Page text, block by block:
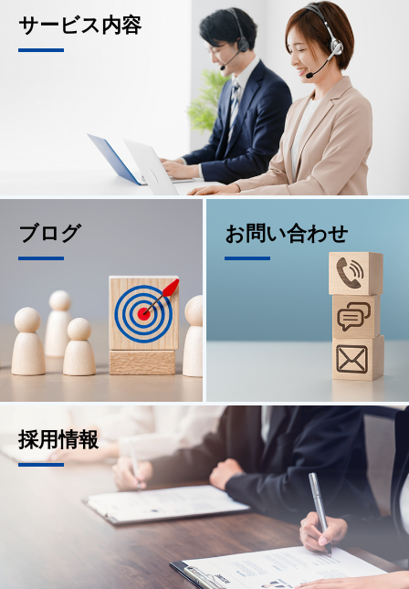
サービス内容
ブログ お問い合わせ
採用情報